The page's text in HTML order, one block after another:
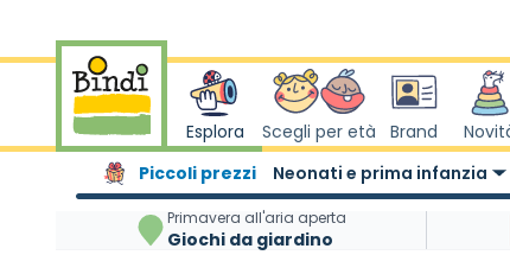
Salta al contenuto
Esplora
Piccoli prezzi
Neonati e prima infanzia
Scegli per età Brand
Primavera all'aria aperta
Giochi da giardino